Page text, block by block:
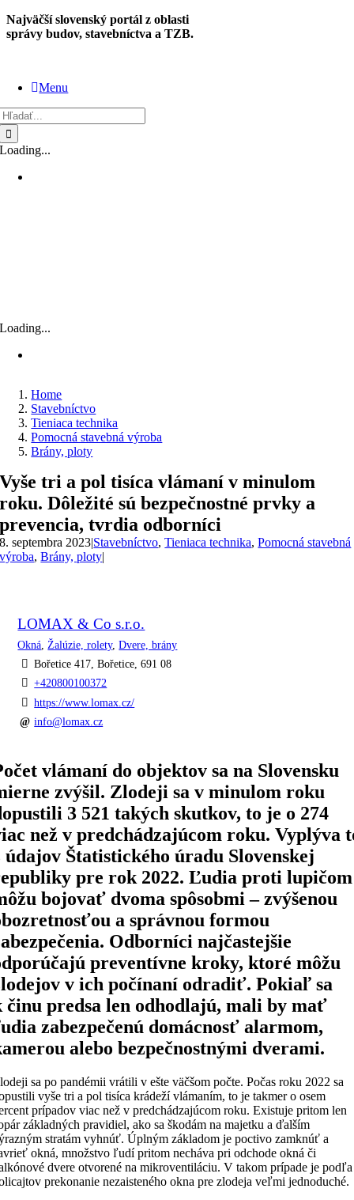
Skip
to
Najväčší slovenský portál z oblasti
správy budov, stavebníctva a TZB.
Menu
Loading...
Loading...
Home
Stavebníctvo
Tieniaca technika
Pomocná stavebná výroba
Brány, ploty
Vyše tri a pol tisíca vlámaní v minulom
roku. Dôležité sú bezpečnostné prvky a
prevencia, tvrdia odborníci
8. septembra 2023|Stavebníctvo,Tieniaca technika,Pomocná stavebná
výroba,Brány, ploty|
LOMAX & Co s.r.o.
Okná Žalúzie, rolety,Dvere, brány
Bořetice 417, Bořetice, 691 08
+420800100372
https://www.lomax.cz/
info@lomax.cz
vlámaní do objektov sa na Slovensku
zvýšil. Zlodeji sa v minulom roku
3 521 takých skutkov, to je o 274
než v predchádzajúcom roku. Vyplýva
údajov Štatistického úradu Slovenskej
pre rok 2022. Ľudia proti lupičom
bojovať dvoma spôsobmi – zvýšenou
a správnou formou
Odborníci najčastejšie
preventívne kroky, ktoré môžu
v ich počínaní odradiť. Pokiaľ sa
činu predsa len odhodlajú, mali by mať
zabezpečenú domácnosť alarmom,
alebo bezpečnostnými dverami.
sa po pandémii vrátili v ešte väčšom počte. Počas roku 2022 sa
vyše tri a pol tisíca krádeží vlámaním, to je takmer o osem
prípadov viac než v predchádzajúcom roku. Existuje pritom len
základných pravidiel, ako sa škodám na majetku a ďalším
stratám vyhnúť. Úplným základom je poctivo zamknúť a
okná, množstvo ľudí pritom necháva pri odchode okná či
dvere otvorené na mikroventiláciu. V takom prípade je podľa
prekonanie nezaisteného okna pre zlodeja veľmi jednoduché.